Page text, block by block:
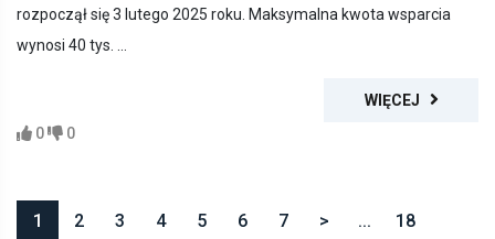
rozpoczął się 3 lutego 2025 roku. Maksymalna kwota wsparcia
wynosi 40 tys. ...
WIĘCEJ
0
0
1 2 3 4 5 6 7 > ... 18